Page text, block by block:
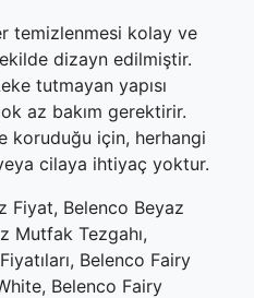
temizlenmesi kolay ve
dizayn edilmiştir.
tutmayan yapısı
az bakım gerektirir.
koruduğu için, herhangi
cilaya ihtiyaç yoktur.
Fiyat, Belenco Beyaz
Mutfak Tezgahı,
Belenco Fairy
Belenco Fairy